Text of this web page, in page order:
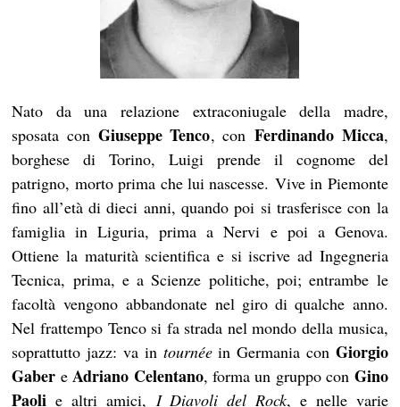
Nato da una relazione extraconiugale della madre,
sposata con Giuseppe Tenco, con Ferdinando Micca,
borghese di Torino, Luigi prende il cognome del
patrigno, morto prima che lui nascesse. Vive in Piemonte
fino all’età di dieci anni, quando poi si trasferisce con la
famiglia in Liguria, prima a Nervi e poi a Genova.
Ottiene la maturità scientifica e si iscrive ad Ingegneria
Tecnica, prima, e a Scienze politiche, poi; entrambe le
facoltà vengono abbandonate nel giro di qualche anno.
Nel frattempo Tenco si fa strada nel mondo della musica,
soprattutto jazz: va in tournéein Germania con Giorgio
Gaber e Adriano Celentano, forma un gruppo con Gino
Paoli e altri amici, I Diavoli del Rock, e nelle varie